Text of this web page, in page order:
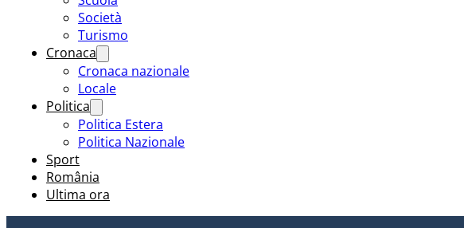
Società
Turismo
Cronaca
Cronaca nazionale
Locale
Politica
Politica Estera
Politica Nazionale
Sport
România
Ultima ora